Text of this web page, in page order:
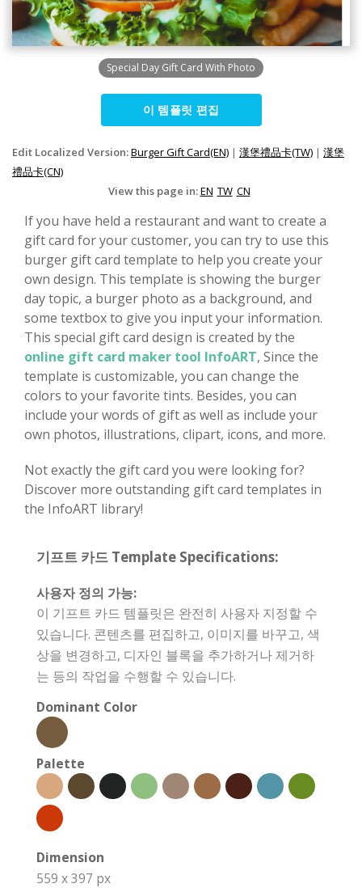
Special Day Gift Card With Photo
이 템플릿 편집
Edit Localized Version:Burger Gift Card(EN) | 漢堡禮品卡(TW) | 漢堡
禮品卡(CN)
View this page in:EN TW CN
If you have held a restaurant and want to create a
gift card for your customer, you can try to use this
burger gift card template to help you create your
own design. This template is showing the burger
day topic, a burger photo as a background, and
some textbox to give you input your information.
This special gift card design is created by the
online gift card maker tool InfoART, Since the
template is customizable, you can change the
colors to your favorite tints. Besides, you can
include your words of gift as well as include your
own photos, illustrations, clipart, icons, and more.
Not exactly the gift card you were looking for?
Discover more outstanding gift card templates in
the InfoART library!
기프트 카드 Template Specifications:
사용자 정의 가능:
이 기프트 카드 템플릿은 완전히 사용자 지정할 수
있습니다. 콘텐츠를 편집하고, 이미지를 바꾸고, 색
상을 변경하고, 디자인 블록을 추가하거나 제거하
는 등의 작업을 수행할 수 있습니다.
Dominant Color
Palette
Dimension
559 x 397 px